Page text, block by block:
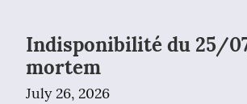
Indisponibilité du 25/
mortem
July 26, 2026